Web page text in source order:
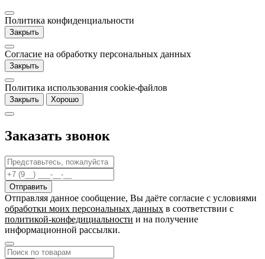
Политика конфиденциальности
Закрыть
Согласие на обработку персональных данных
Закрыть
Политика использования cookie-файлов
Закрыть Хорошо
Заказать звонок
Отправляя данное сообщение, Вы даёте согласие c условиями
обработки моих персональных данных в соответствии с
политикой-конфедициальности и на получение
информационной рассылки.